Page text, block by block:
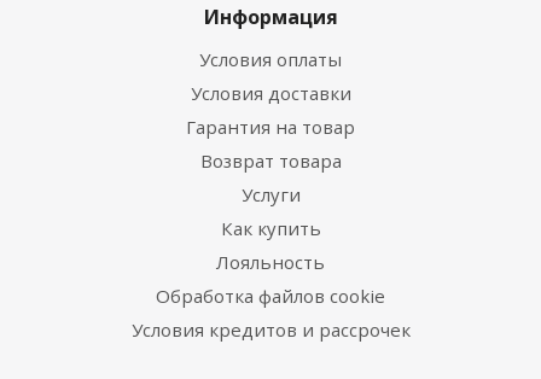
Информация
Условия оплаты
Условия доставки
Гарантия на товар
Возврат товара
Услуги
Как купить
Лояльность
Обработка файлов cookie
Условия кредитов и рассрочек